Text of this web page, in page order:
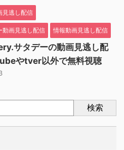
見逃し配信
動画見逃し配信 情報動画見逃し配信
サタデーの動画見逃し配
やtver以外で無料視聴
検索